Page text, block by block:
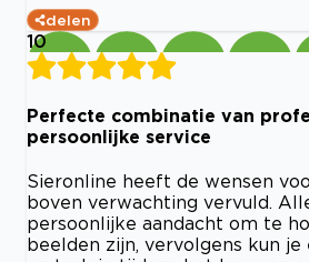
delen
10
Perfecte combinatie van
persoonlijke service
Sieronline heeft de wensen
boven verwachting vervuld.
persoonlijke aandacht om te
beelden zijn, vervolgens kun